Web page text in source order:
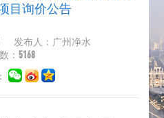
目询价公告
发布人：广州净水
： 5168